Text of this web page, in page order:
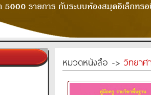
หมวดหนังสือ -> วิทยาศ